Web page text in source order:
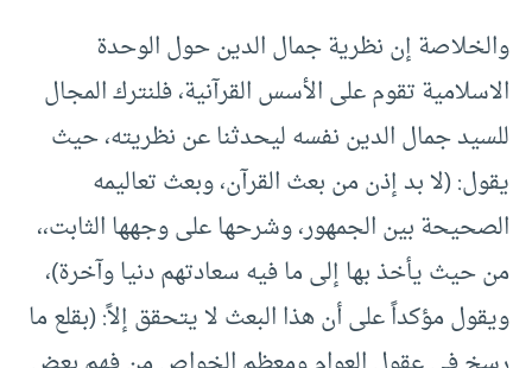
والخلاصة إن نظرية جمال الدين حول الوحدة
الاسلامية تقوم على الأسس القرآنية، فلنترك المجال
للسيد جمال الدين نفسه ليحدثنا عن نظريته، حيث
يقول: (لا بد إذن من بعث القرآن، وبعث تعاليمه
الصحيحة بين الجمهور، وشرحها على وجهها الثابت،،
من حيث يأخذ بها إلى ما فيه سعادتهم دنيا وآخرة)،
ويقول مؤكداً على أن هذا البعث لا يتحقق إلاً: (بقلع ما